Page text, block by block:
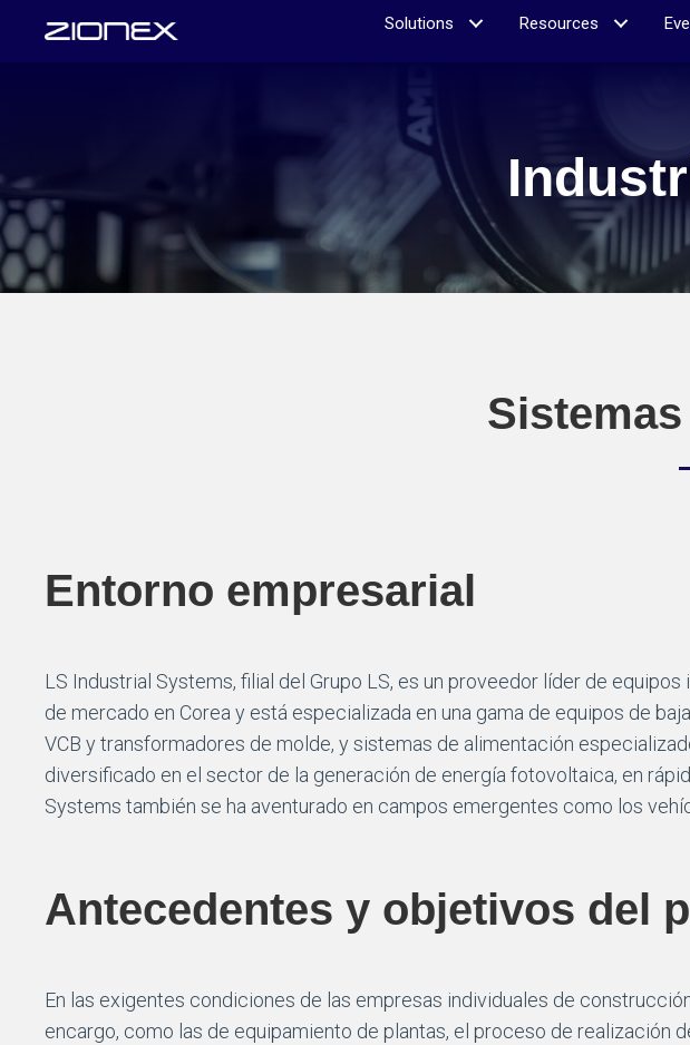
Solutions Resources
Entorno empresarial
LS Industrial Systems, filial del Grupo LS, es un proveedor líder de
de mercado en Corea y está especializada en una gama de equipos de
VCB y transformadores de molde, y sistemas de alimentación
diversificado en el sector de la generación de energía fotovoltaica, en
Systems también se ha aventurado en campos emergentes como los
Antecedentes y objetivos del
En las exigentes condiciones de las empresas individuales de
encargo, como las de equipamiento de plantas, el proceso de realización